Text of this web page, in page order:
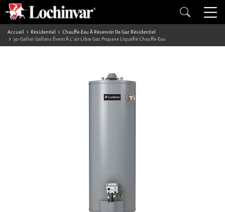
Accueil Résidentiel
Chauffe-Eau À Réservoir De Gaz Résidentiel
30-Gallon Gallons Évent À L'air Libre Gaz Propane Liquéfié Chauffe-Eau